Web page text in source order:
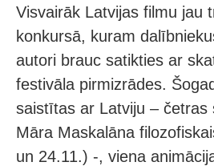
Visvairāk Latvijas filmu jau
konkursā, kuram
autori brauc satikties ar
festivāla pirmizrādes.
saistītas ar Latviju – četras
Māra Maskalāna
un 24.11.) -, viena